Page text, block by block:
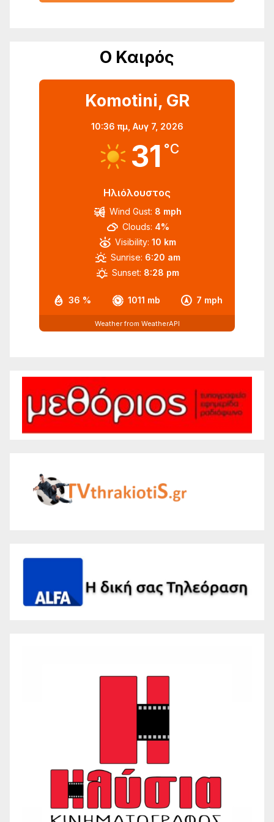
Ο Καιρός
Komotini, GR
10:36 πμ, Αυγ 7, 2026
31 °C
Ηλιόλουστος
36 % 1011 mb 7 mph
Wind Gust: 8 mph
Clouds: 4%
Visibility: 10 km
Sunrise: 6:20 am
Sunset: 8:28 pm
Weather from WeatherAPI